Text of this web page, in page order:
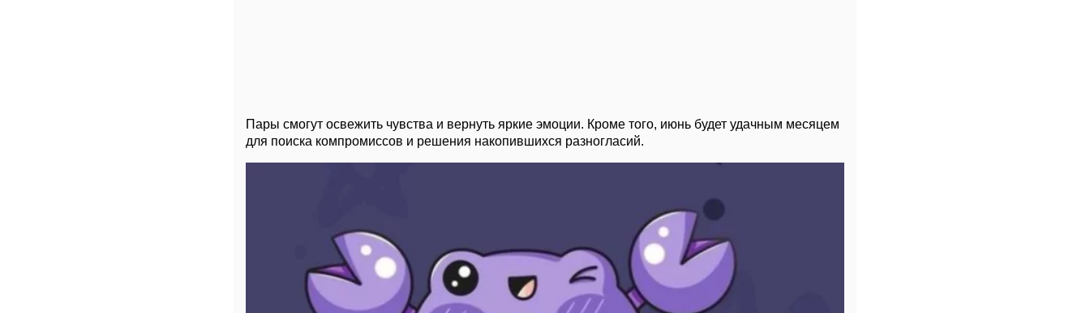
Пары смогут освежить чувства и вернуть яркие эмоции. Кроме того, июнь будет удачным месяцем
для поиска компромиссов и решения накопившихся разногласий.